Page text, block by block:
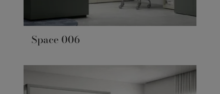
Space 006